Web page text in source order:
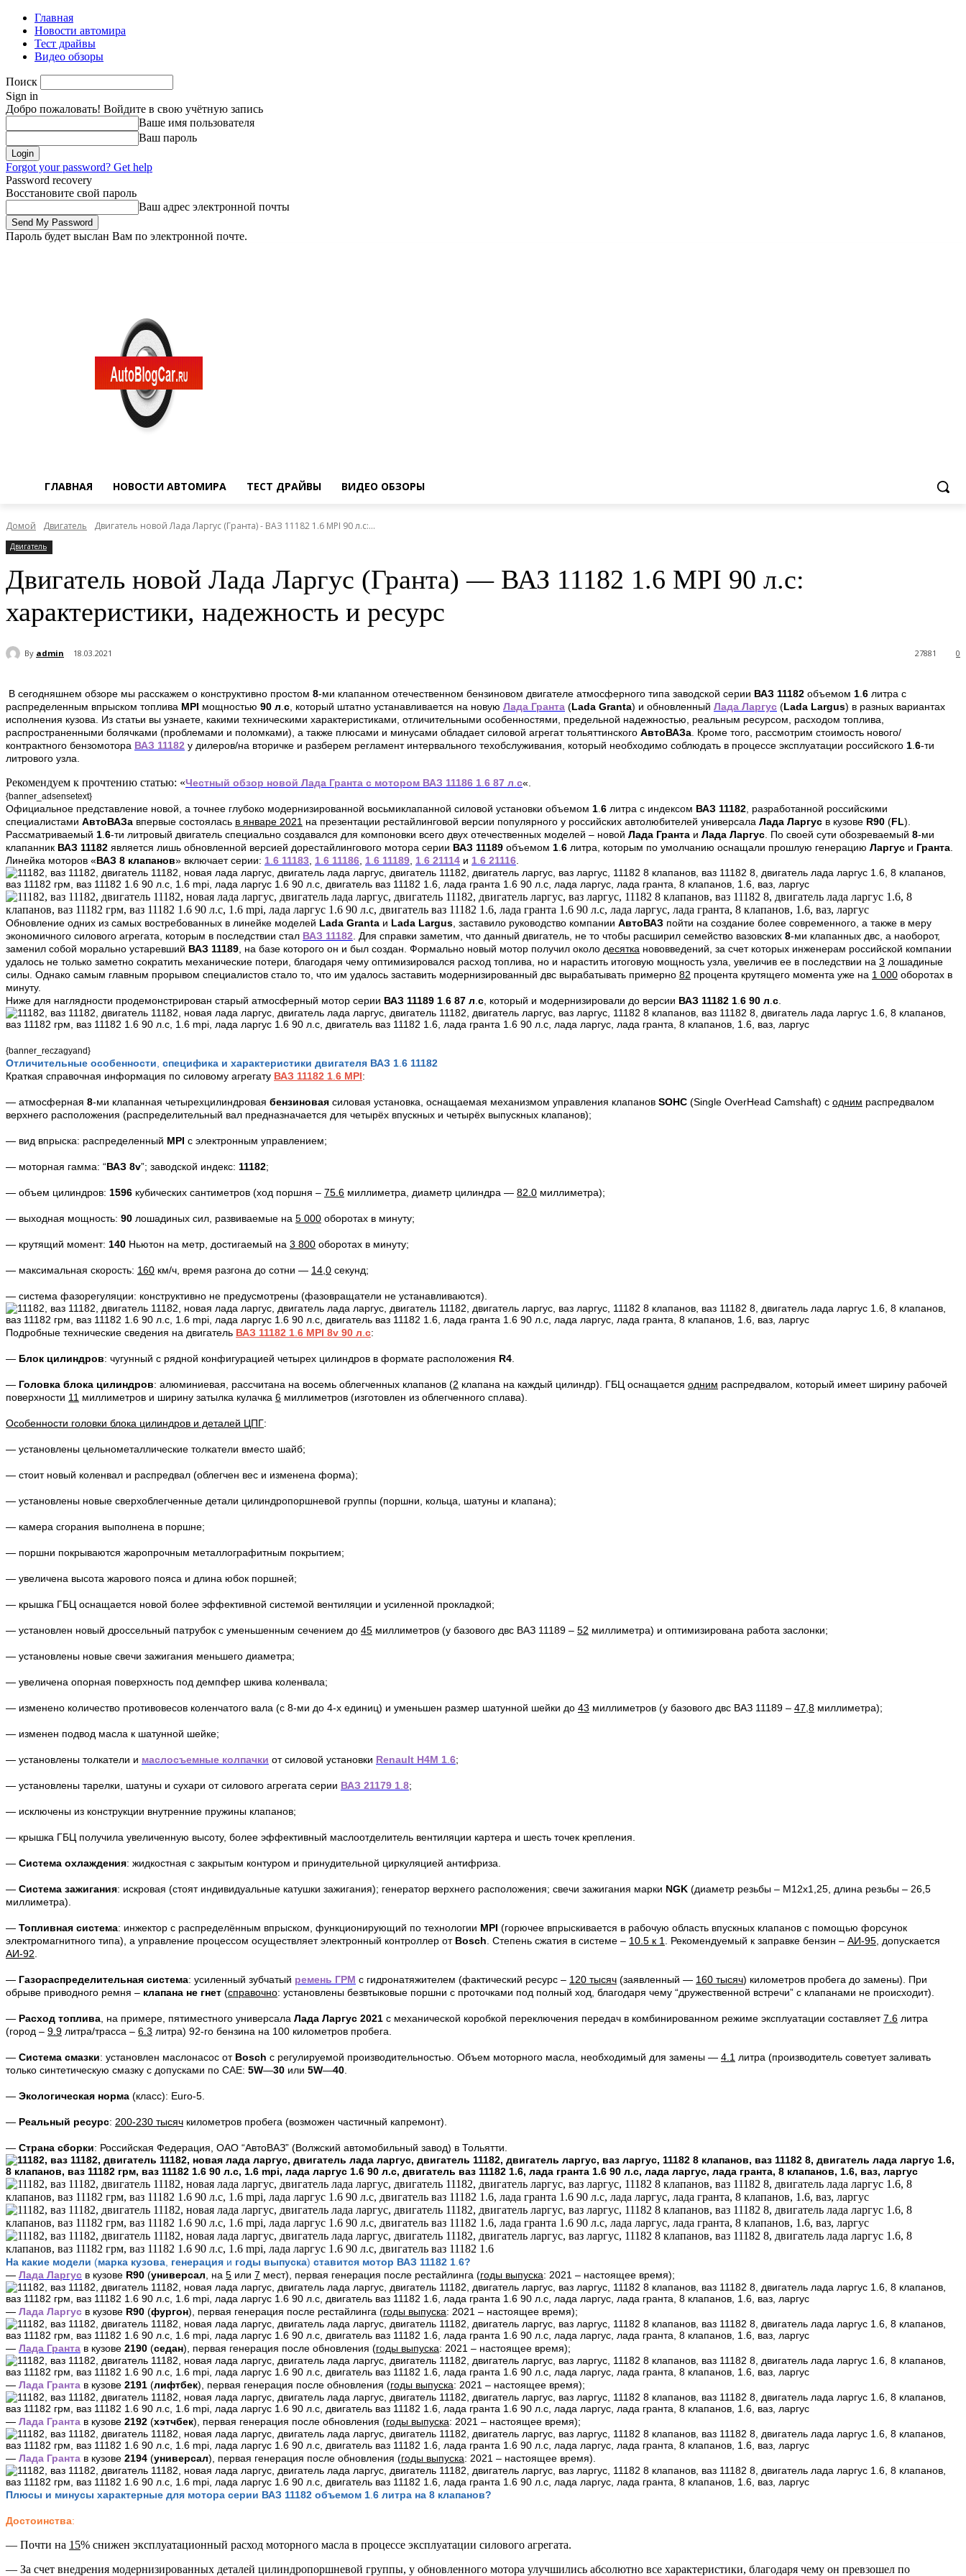
Главная
Новости автомира
Тест драйвы
Видео обзоры
Поиск
Sign in
Добро пожаловать! Войдите в свою учётную запись
Ваше имя пользователя
Ваш пароль
Forgot your password? Get help
Password recovery
Восстановите свой пароль
Ваш адрес электронной почты
Пароль будет выслан Вам по электронной почте.
ГЛАВНАЯ НОВОСТИ АВТОМИРА ТЕСТ ДРАЙВЫ ВИДЕО ОБЗОРЫ
Домой Двигатель Двигатель новой Лада Ларгус (Гранта) - ВАЗ 11182 1.6 MPI 90 л.с:...
Двигатель
Двигатель новой Лада Ларгус (Гранта) — ВАЗ 11182 1.6 MPI 90 л.с:
характеристики, надежность и ресурс
By admin 18.03.2021 0
27881
В сегодняшнем обзоре мы расскажем о конструктивно простом 8-ми клапанном отечественном бензиновом двигателе атмосферного типа заводской серии ВАЗ 11182 объемом 1 6 литра с
распределенным впрыском топлива MPI мощностью 90 л с , который штатно устанавливается на новую Лада Гранта (Lada Granta) и обновленный Лада Ларгус (Lada Largus) в разных вариантах
исполнения кузова. Из статьи вы узнаете, какими техническими характеристиками, отличительными особенностями, предельной надежностью, реальным ресурсом, расходом топлива,
распространенными болячками (проблемами и поломками), а также плюсами и минусами обладает силовой агрегат тольяттинского АвтоВАЗа . Кроме того, рассмотрим стоимость нового/
контрактного бензомотора ВАЗ 11182 у дилеров/на вторичке и разберем регламент интервального техобслуживания, который необходимо соблюдать в процессе эксплуатации российского 1 6-ти
литрового узла.
Рекомендуем к прочтению статью: «Честный обзор новой Лада Гранта с мотором ВАЗ 11186 1 6 87 л с«.
{banner_adsensetext}
Официальное представление новой, а точнее глубоко модернизированной восьмиклапанной силовой установки объемом 1 6 литра с индексом ВАЗ 11182 разработанной российскими
специалистами АвтоВАЗа впервые состоялась в январе 2021 на презентации рестайлинговой версии популярного у российских автолюбителей универсала Лада Ларгус в кузове R90 (FL).
Рассматриваемый 1 6-ти литровый двигатель специально создавался для компоновки всего двух отечественных моделей – новой Лада Гранта и Лада Ларгус . По своей сути обозреваемый 8-ми
клапанник ВАЗ 11182 является лишь обновленной версией дорестайлингового мотора серии ВАЗ 11189 объемом 1 6 литра, которым по умолчанию оснащали прошлую генерацию Ларгус и Гранта
Линейка моторов «ВАЗ 8 клапанов» включает серии: 1 6 11183 1 6 11186 1 6 11189 1 6 21114 и 1 6 21116
Обновление одних из самых востребованных в линейке моделей Lada Granta и Lada Largus , заставило руководство компании АвтоВАЗ пойти на создание более современного, а также в меру
экономичного силового агрегата, которым в последствии стал ВАЗ 11182 . Для справки заметим, что данный двигатель, не то чтобы расширил семейство вазовских 8-ми клапанных двс, а наоборот,
заменил собой морально устаревший ВАЗ 11189 , на базе которого он и был создан. Формально новый мотор получил около десятка нововведений, за счет которых инженерам российской компании
удалось не только заметно сократить механические потери, благодаря чему оптимизировался расход топлива, но и нарастить итоговую мощность узла, увеличив ее в последствии на 3 лошадиные
силы. Однако самым главным прорывом специалистов стало то, что им удалось заставить модернизированный двс вырабатывать примерно 82 процента крутящего момента уже на 1 000 оборотах в
минуту.
Ниже для наглядности продемонстрирован старый атмосферный мотор серии ВАЗ 11189 1 6 87 л с , который и модернизировали до версии ВАЗ 11182 1 6 90 л с
{banner_reczagyand}
Отличительные особенности специфика и характеристики двигателя ВАЗ 1 6 11182
Краткая справочная информация по силовому агрегату ВАЗ 11182 1 6 MPI:
— атмосферная 8-ми клапанная четырехцилиндровая бензиновая силовая установка, оснащаемая механизмом управления клапанов SOHC (Single OverHead Camshaft) с одним распредвалом
верхнего расположения (распределительный вал предназначается для четырёх впускных и четырёх выпускных клапанов);
— вид впрыска: распределенный MPI с электронным управлением;
— моторная гамма: “ВАЗ 8v”; заводской индекс: 11182;
— объем цилиндров: 1596 кубических сантиметров (ход поршня – 75.6 миллиметра, диаметр цилиндра — 82.0 миллиметра);
— выходная мощность: 90 лошадиных сил, развиваемые на 5 000 оборотах в минуту;
— крутящий момент: 140 Ньютон на метр, достигаемый на 3 800 оборотах в минуту;
— максимальная скорость: 160 км/ч, время разгона до сотни — 14,0 секунд;
— система фазорегуляции: конструктивно не предусмотрены (фазовращатели не устанавливаются).
Подробные технические сведения на двигатель ВАЗ 11182 1 6 MPI 8v 90 л с:
— Блок цилиндров: чугунный с рядной конфигурацией четырех цилиндров в формате расположения R4
— Головка блока цилиндров: алюминиевая, рассчитана на восемь облегченных клапанов (2 клапана на каждый цилиндр). ГБЦ оснащается одним распредвалом, который имеет ширину рабочей
поверхности 11 миллиметров и ширину затылка кулачка 6 миллиметров (изготовлен из облегченного сплава).
Особенности головки блока цилиндров и деталей ЦПГ:
— установлены цельнометаллические толкатели вместо шайб;
— стоит новый коленвал и распредвал (облегчен вес и изменена форма);
— установлены новые сверхоблегченные детали цилиндропоршневой группы (поршни, кольца, шатуны и клапана);
— камера сгорания выполнена в поршне;
— поршни покрываются жаропрочным металлографитным покрытием;
— увеличена высота жарового пояса и длина юбок поршней;
— крышка ГБЦ оснащается новой более эффективной системой вентиляции и усиленной прокладкой;
— установлен новый дроссельный патрубок с уменьшенным сечением до 45 миллиметров (у базового двс ВАЗ 11189 – 52 миллиметра) и оптимизирована работа заслонки;
— установлены новые свечи зажигания меньшего диаметра;
— увеличена опорная поверхность под демпфер шкива коленвала;
— изменено количество противовесов коленчатого вала (с 8-ми до 4-х единиц) и уменьшен размер шатунной шейки до 43 миллиметров (у базового двс ВАЗ 11189 – 47,8 миллиметра);
— изменен подвод масла к шатунной шейке;
— установлены толкатели и маслосъемные колпачки от силовой установки Renault H4M 1 6;
— установлены тарелки, шатуны и сухари от силового агрегата серии ВАЗ 21179 1 8;
— исключены из конструкции внутренние пружины клапанов;
— крышка ГБЦ получила увеличенную высоту, более эффективный маслоотделитель вентиляции картера и шесть точек крепления.
— Система охлаждения: жидкостная с закрытым контуром и принудительной циркуляцией антифриза.
— Система зажигания: искровая (стоят индивидуальные катушки зажигания); генератор верхнего расположения; свечи зажигания марки NGK (диаметр резьбы – M12x1,25, длина резьбы – 26,5
миллиметра).
— Топливная система: инжектор с распределённым впрыском, функционирующий по технологии MPI (горючее впрыскивается в рабочую область впускных клапанов с помощью форсунок
электромагнитного типа), а управление процессом осуществляет электронный контроллер от Bosch . Степень сжатия в системе – 10.5 к 1 . Рекомендуемый к заправке бензин – АИ-95 , допускается
АИ-92
— Газораспределительная система: усиленный зубчатый ремень ГРМ с гидронатяжителем (фактический ресурс – 120 тысяч (заявленный — 160 тысяч) километров пробега до замены). При
обрыве приводного ремня – клапана не гнет (справочно: установлены безвтыковые поршни с проточками под полный ход, благодаря чему “дружественной встречи” с клапанами не происходит).
— Расход топлива , на примере, пятиместного универсала Лада Ларгус 2021 с механической коробкой переключения передач в комбинированном режиме эксплуатации составляет7.6 литра
(город – 9.9 литра/трасса – 6.3 литра) 92-го бензина на 100 километров пробега.
— Система смазки: установлен маслонасос от Bosch с регулируемой производительностью. Объем моторного масла, необходимый для замены — 4.1 литра (производитель советует заливать
только синтетическую смазку с допусками по САЕ: 5W—30 или 5W—40
— Экологическая норма (класс): Euro-5.
— Реальный ресурс: 200-230 тысяч километров пробега (возможен частичный капремонт).
— Страна сборки: Российская Федерация, ОАО “АвтоВАЗ” (Волжский автомобильный завод) в Тольятти.
На какие модели (марка кузова генерация и годы выпуска) ставится мотор ВАЗ 11182 1 6?
— Лада Ларгус в кузове R90 (универсал на 5 или 7 мест), первая генерация после рестайлинга (годы выпуска: 2021 – настоящее время);
— Лада Ларгус в кузове R90 (фургон), первая генерация после рестайлинга (годы выпуска: 2021 – настоящее время);
— Лада Гранта в кузове 2190 (седан), первая генерация после обновления (годы выпуска: 2021 – настоящее время);
— Лада Гранта в кузове 2191 (лифтбек), первая генерация после обновления (годы выпуска: 2021 – настоящее время);
— Лада Гранта в кузове 2192 (хэтчбек), первая генерация после обновления (годы выпуска: 2021 – настоящее время);
— Лада Гранта в кузове 2194 (универсал), первая генерация после обновления (годы выпуска: 2021 – настоящее время).
Плюсы и минусы характерные для мотора серии ВАЗ 11182 объемом 1 6 литра на 8 клапанов?
Достоинства:
— Почти на 15% снижен эксплуатационный расход моторного масла в процессе эксплуатации силового агрегата.
— За счет внедрения модернизированных деталей цилиндропоршневой группы, у обновленного мотора улучшились абсолютно все характеристики, благодаря чему он превзошел по